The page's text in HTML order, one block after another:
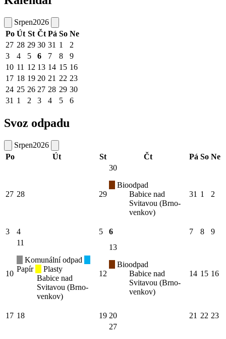
Srpen2026
Po Út St Čt Pá So Ne
27 28 29 30 31 1
2
3
4 5 6 7 8
9
10 11 12 13 14 15 16
17 18 19 20 21 22 23
24 25 26 27 28 29 30
31 1 2 3 4 5 6
Svoz odpadu
Srpen2026
Po
Út St Čt Pá So Ne
27 28 29
30
Bioodpad
Babice nad
Svitavou (Brno-
venkov)
31 1 2
3 4 5 6 7 8 9
10
11
Komunální odpad
Papír
Plasty
Babice nad
Svitavou (Brno-
venkov)
12
13
Bioodpad
Babice nad
Svitavou (Brno-
venkov)
14 15 16
17 18 19 20 21 22 23
27